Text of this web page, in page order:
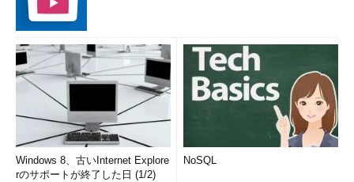
Windows 8、古いInternet Explore
rのサポートが終了した日 (1/2)
NoSQL